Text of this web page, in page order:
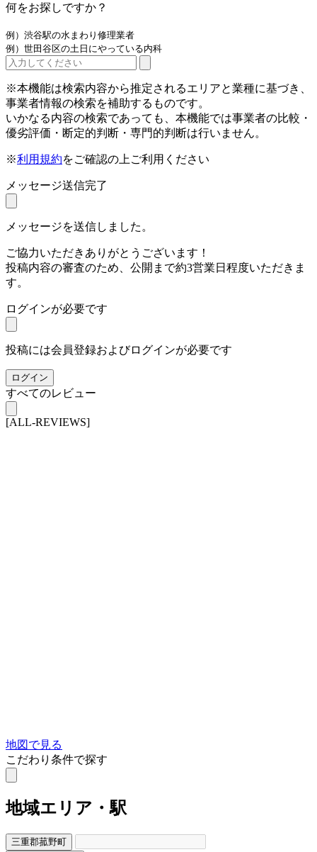
何をお探しですか？
例）渋谷駅の水まわり修理業者
例）世田谷区の土日にやっている内科
※本機能は検索内容から推定されるエリアと業種に基づき、
事業者情報の検索を補助するものです。
いかなる内容の検索であっても、本機能では事業者の比較・
優劣評価・断定的判断・専門的判断は行いません。
※利用規約をご確認の上ご利用ください
メッセージ送信完了
メッセージを送信しました。
ご協力いただきありがとうございます！
投稿内容の審査のため、公開まで約3営業日程度いただきま
す。
ログインが必要です
投稿には会員登録およびログインが必要です
ログイン
すべてのレビュー
[ALL-REVIEWS]
地図で見る
こだわり条件で探す
地域エリア・駅
三重郡菰野町